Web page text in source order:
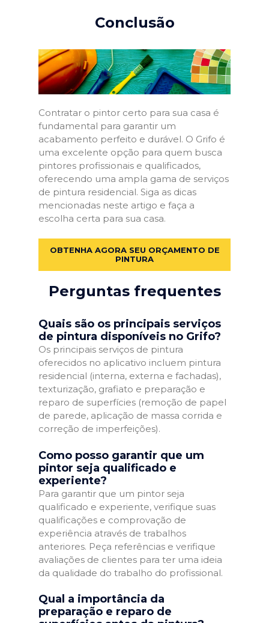
Conclusão
Contratar o pintor certo para sua casa é
fundamental para garantir um
acabamento perfeito e durável. O Grifo é
uma excelente opção para quem busca
pintores profissionais e qualificados,
oferecendo uma ampla gama de serviços
de pintura residencial. Siga as dicas
mencionadas neste artigo e faça a
escolha certa para sua casa.
OBTENHA AGORA SEU ORÇAMENTO DE
PINTURA
Perguntas frequentes
Quais são os principais serviços
de pintura disponíveis no Grifo?
Os principais serviços de pintura
oferecidos no aplicativo incluem pintura
residencial (interna, externa e fachadas),
texturização, grafiato e preparação e
reparo de superfícies (remoção de papel
de parede, aplicação de massa corrida e
correção de imperfeições).
Como posso garantir que um
pintor seja qualificado e
experiente?
Para garantir que um pintor seja
qualificado e experiente, verifique suas
qualificações e comprovação de
experiência através de trabalhos
anteriores. Peça referências e verifique
avaliações de clientes para ter uma ideia
da qualidade do trabalho do profissional.
Qual a importância da
preparação e reparo de